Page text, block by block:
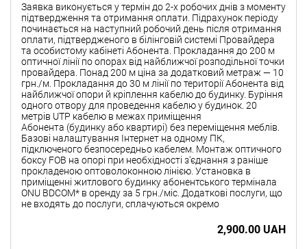
Заявка виконується у термін до 2-х робочих днів з моменту
підтвердження та отримання оплати. Підрахунок періоду
починається на наступний робочий день після отримання
оплати, підтвердженого в білінговій системі Провайдера
та особистому кабінеті Абонента. Прокладання до 200 м
оптичної лінії по опорах від найближчої розподільної точки
провайдера. Понад 200 м ціна за додатковий метраж — 10
грн./м. Прокладання до 30 м лінії по території Абонента від
найближчої опори й кріплення кабелю до будинку. Буріння
одного отвору для проведення кабелю у будинок. 20
метрів UTP кабелю в межах приміщення
Абонента (будинку або квартирі) без переміщення меблів.
Базові налаштування Інтернет на одному ПК,
підключеного безпосередньо кабелем. Монтаж оптичного
боксу FOB на опорі при необхідності з'єднання з раніше
прокладеною оптоволоконною лінією. Установка в
приміщенні житлового будинку абонентського термінала
ONU BDCOM* в оренду за 5 грн./міс. Додаткові послуги, що
не входять до послуги, сплачуються окремо
2,900.00 UAH